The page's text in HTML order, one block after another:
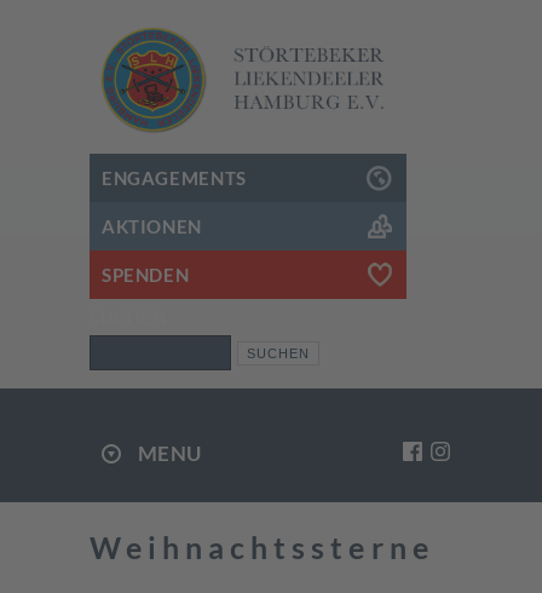
ENGAGEMENTS
AKTIONEN
SPENDEN
MENU
Weihnachtssterne